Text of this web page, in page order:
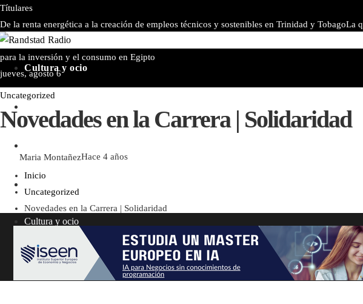
Títulares
De la renta energética a la creación de empleos técnicos y sostenibles en Trinidad y TobagoLa
grandes imperios antes de la era industrial
para la inversión y el consumo en Egipto
jueves, agosto 6
Cultura y ocio
Cultura y ocio
Responsabilidad social
Inversiones y negocios
Ciencia y tecnología
Uncategorized
Novedades en la Carrera | Solidaridad
Maria MontañezHace 4 años
Inicio
Uncategorized
Novedades en la Carrera | Solidaridad